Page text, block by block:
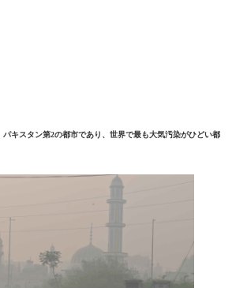
キスタン第2の都市であり、世界で最も大気汚染がひどい都